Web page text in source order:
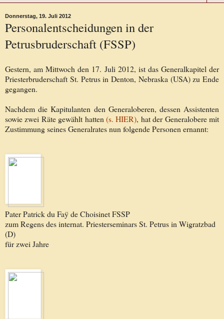
Donnerstag, 19. Juli 2012
Personalentscheidungen in der
Petrusbruderschaft (FSSP)
Gestern, am Mittwoch den 17. Juli 2012, ist das Generalkapitel der
Priesterbruderschaft St. Petrus in Denton, Nebraska (USA) zu Ende
gegangen.
Nachdem die Kapitulanten den Generaloberen, dessen Assistenten
sowie zwei Räte gewählt hatten (s. HIER), hat der Generalobere mit
Zustimmung seines Generalrates nun folgende Personen ernannt:
Pater Patrick du Faÿ de Choisinet FSSP
zum Regens des internat. Priesterseminars St. Petrus in Wigratzbad
(D)
für zwei Jahre